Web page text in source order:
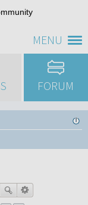
MENU
FORUM